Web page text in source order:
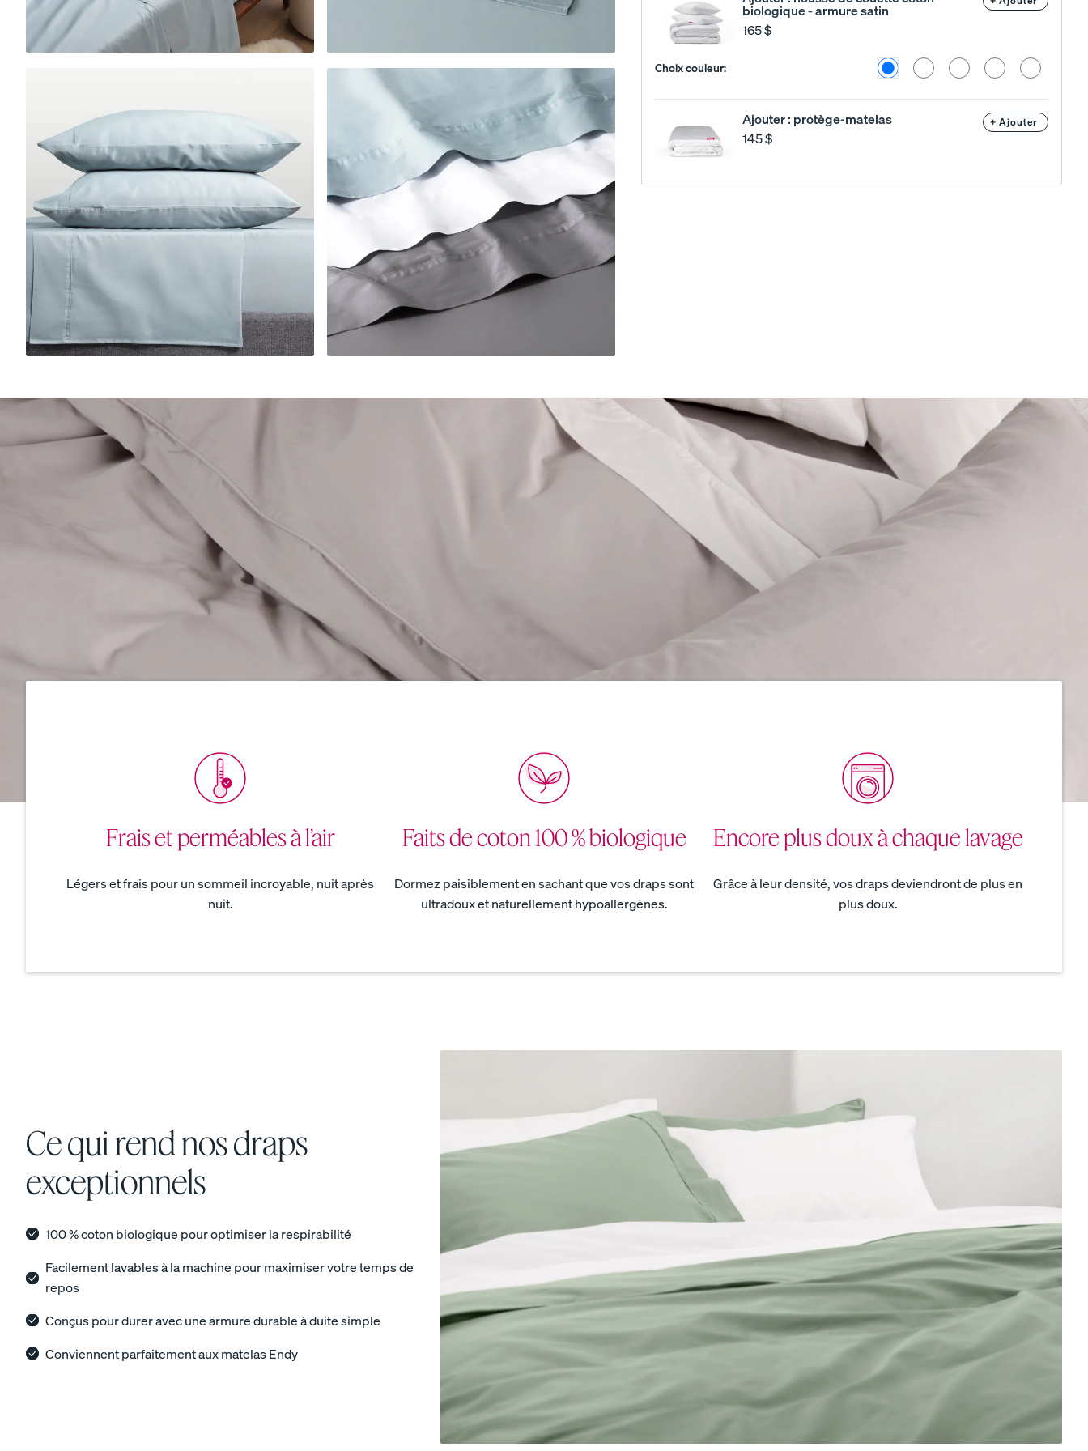
Base de lit plateforme
10 % DE RABAIS
Base de lit en bois
10 % DE RABAIS
Base de lit courbe
Base de lit rembourrée
Comparer les oreillers
Oreiller de tous les jours Oreiller personnalisable
POPULAIRE
mémoire
Taies d’oreiller coton
CRAQUANT ET FRAIS
Taies d’oreiller coton satin
DOUCEUR SOYEUSE
biologique - armure satin
165 $
Choix couleur:
Choisissez
une
Blanc
alpin
Gris
brouillard
Fleur
de
Eucalyptus
Braise
chaude
Ajouter : protège-matelas
145 $
+ Ajouter
Frais et perméables à l’air
Légers et frais pour un sommeil incroyable, nuit après
nuit.
Faits de coton 100 % biologique
Dormez paisiblement en sachant que vos draps sont
ultradoux et naturellement hypoallergènes.
Encore plus doux à chaque lavage
Grâce à leur densité, vos draps deviendront de plus en
plus doux.
Ce qui rend nos draps
exceptionnels
100 % coton biologique pour optimiser la respirabilité
Facilement lavables à la machine pour maximiser votre temps de
repos
Conçus pour durer avec une armure durable à duite simple
Conviennent parfaitement aux matelas Endy